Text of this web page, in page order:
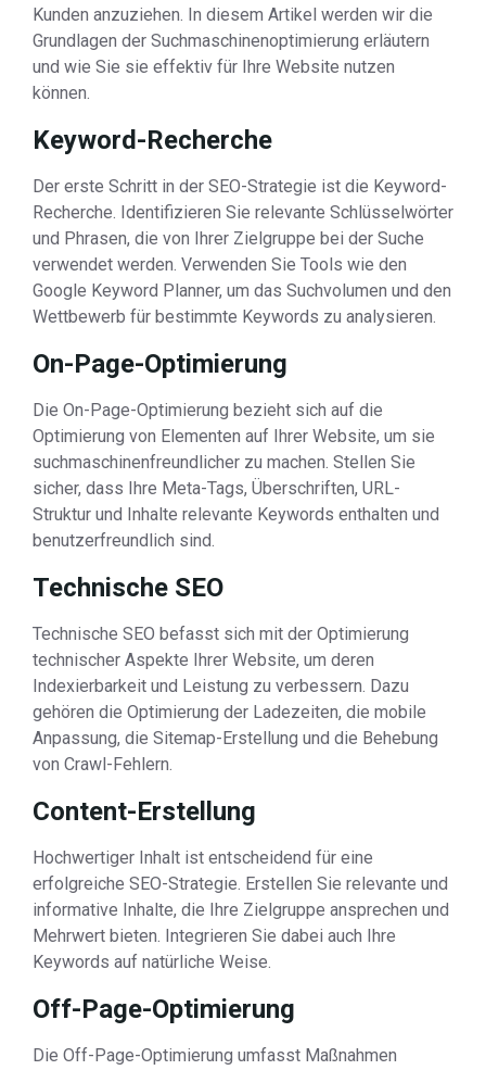
Kunden anzuziehen. In diesem Artikel werden wir die
Grundlagen der Suchmaschinenoptimierung erläutern
und wie Sie sie effektiv für Ihre Website nutzen
können.
Keyword-Recherche
Der erste Schritt in der SEO-Strategie ist die Keyword-
Recherche. Identifizieren Sie relevante Schlüsselwörter
und Phrasen, die von Ihrer Zielgruppe bei der Suche
verwendet werden. Verwenden Sie Tools wie den
Google Keyword Planner, um das Suchvolumen und den
Wettbewerb für bestimmte Keywords zu analysieren.
On-Page-Optimierung
Die On-Page-Optimierung bezieht sich auf die
Optimierung von Elementen auf Ihrer Website, um sie
suchmaschinenfreundlicher zu machen. Stellen Sie
sicher, dass Ihre Meta-Tags, Überschriften, URL-
Struktur und Inhalte relevante Keywords enthalten und
benutzerfreundlich sind.
Technische SEO
Technische SEO befasst sich mit der Optimierung
technischer Aspekte Ihrer Website, um deren
Indexierbarkeit und Leistung zu verbessern. Dazu
gehören die Optimierung der Ladezeiten, die mobile
Anpassung, die Sitemap-Erstellung und die Behebung
von Crawl-Fehlern.
Content-Erstellung
Hochwertiger Inhalt ist entscheidend für eine
erfolgreiche SEO-Strategie. Erstellen Sie relevante und
informative Inhalte, die Ihre Zielgruppe ansprechen und
Mehrwert bieten. Integrieren Sie dabei auch Ihre
Keywords auf natürliche Weise.
Off-Page-Optimierung
Die Off-Page-Optimierung umfasst Maßnahmen